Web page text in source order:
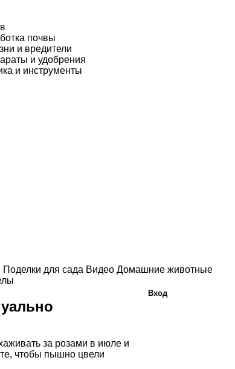
почвы
и вредители
и удобрения
и инструменты
Поделки для сада Видео Домашние животные
за розами в июле и
чтобы пышно цвели
Вход